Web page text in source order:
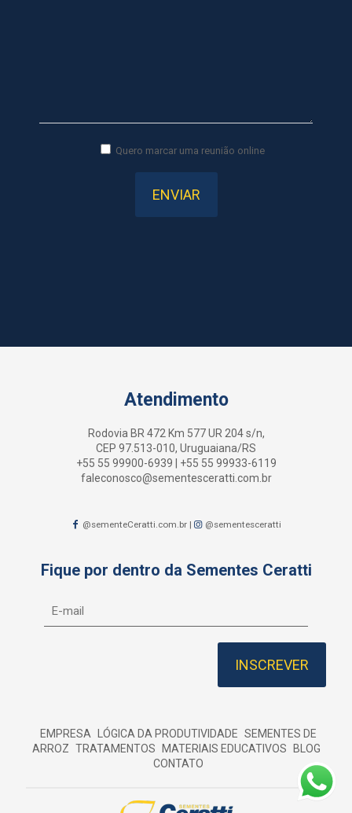
Quero marcar uma reunião online
Atendimento
Rodovia BR 472 Km 577 UR 204 s/n,
CEP 97.513-010, Uruguaiana/RS
+55 55 99900-6939
+55 55 99933-6119
faleconosco@sementesceratti.com.br
Fique por dentro da Sementes Ceratti
@sementeCeratti.com.br | @sementesceratti
EMPRESA LÓGICA DA PRODUTIVIDADE SEMENTES DE
ARROZ TRATAMENTOS MATERIAIS EDUCATIVOS
BLOG
CONTATO